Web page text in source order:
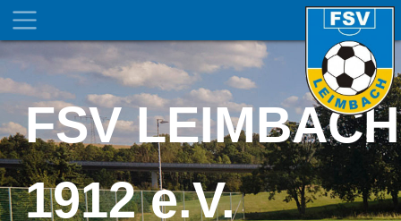
FSV LEIMBACH
1912 e.V.